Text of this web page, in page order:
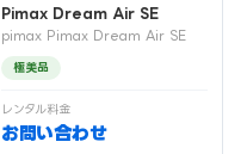
Pimax Dream Air SE
pimax Pimax Dream Air SE
極美品
レンタル料金
お問い合わせ